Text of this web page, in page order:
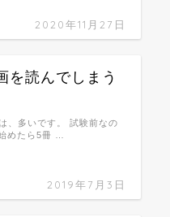
2020年11月27日
を読んでしまう
2019年7月3日
、多いです。 試験前なの
めたら5冊 …